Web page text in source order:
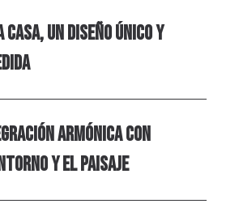
casa, un diseño único y
armónica con
y el paisaje